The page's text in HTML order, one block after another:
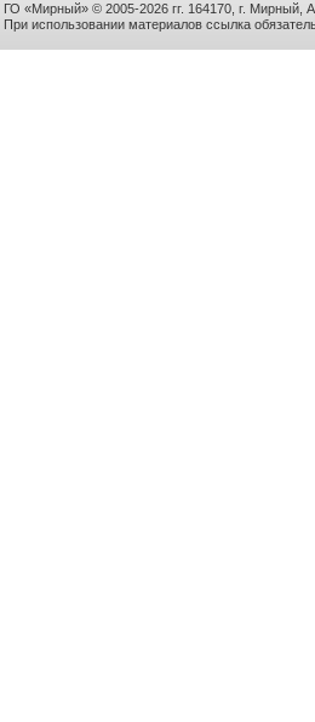
ГО «Мирный» © 2005-2026 гг. 164170, г. Мирный,
При использовании материалов ссылка